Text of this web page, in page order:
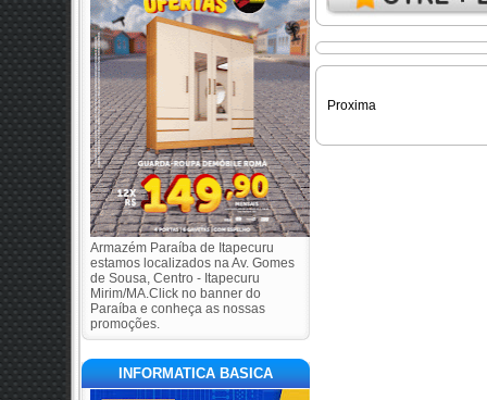
Armazém Paraíba de Itapecuru
estamos localizados na Av. Gomes
de Sousa, Centro - Itapecuru
Mirim/MA.Click no banner do
Paraíba e conheça as nossas
promoções.
INFORMATICA BASICA
Proxima